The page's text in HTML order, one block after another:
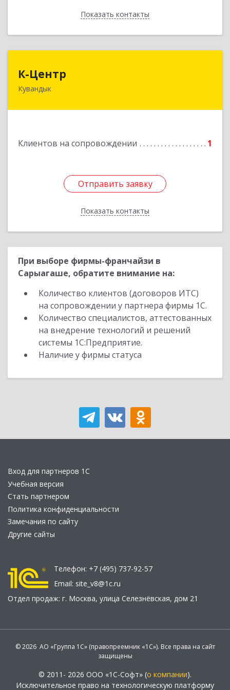
Показать контакты
Назад
К-Центр
Кувандык
Клиентов на сопровождении 1
Отправить заявку
Показать контакты
462243, Оренбургская обл, Кувандыкский р-н,
Отправить заявку
Назад
При выборе фирмы-франчайзи в
Сарыагаше, обратите внимание на:
Количество клиентов (договоров ИТС)
на сопровождении у партнера фирмы 1С.
Количество специалистов, аттестованных
на внедрение технологий и решений
системы 1С:Предприятие.
Наличие у фирмы статуса
Вход для партнеров 1С
Учебная версия
Стать партнером
Политика конфиденциальности
Замечания по сайту
Другие сайты
Телефон: +7 (495) 737-92-57
Email: site_v8@1c.ru
Отдел продаж: г. Москва, улица Селезнёвская, дом 21
© 2026 АО «Группа 1С» (правопреемник «1С»). Все права на сайт
защищены
© 2011- 2026 ООО «1С-Софт» (о компании).
Исключительное право на технологическую платформу